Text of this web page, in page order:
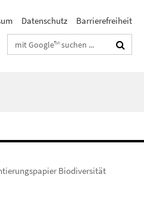
Datenschutz Barrierefreiheit
Suchbegriffe
Biodiversität